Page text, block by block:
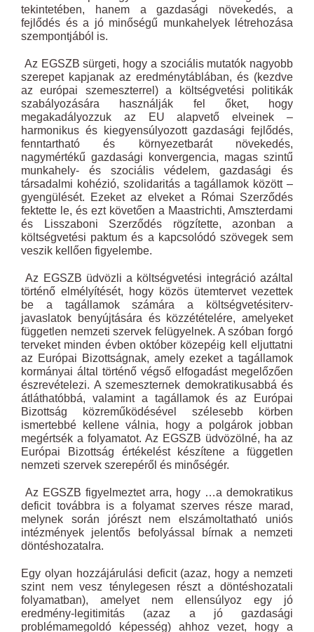
tekintetében, hanem a gazdasági növekedés, a
fejlődés és a jó minőségű munkahelyek létrehozása
szempontjából is.
Az EGSZB sürgeti, hogy a szociális mutatók nagyobb
szerepet kapjanak az eredménytáblában, és (kezdve
az európai szemeszterrel) a költségvetési politikák
szabályozására használják fel őket, hogy
megakadályozzuk az EU alapvető elveinek –
harmonikus és kiegyensúlyozott gazdasági fejlődés,
fenntartható és környezetbarát növekedés,
nagymértékű gazdasági konvergencia, magas szintű
munkahely- és szociális védelem, gazdasági és
társadalmi kohézió, szolidaritás a tagállamok között –
gyengülését. Ezeket az elveket a Római Szerződés
fektette le, és ezt követően a Maastrichti, Amszterdami
és Lisszaboni Szerződés rögzítette, azonban a
költségvetési paktum és a kapcsolódó szövegek sem
veszik kellően figyelembe.
Az EGSZB üdvözli a költségvetési integráció azáltal
történő elmélyítését, hogy közös ütemtervet vezettek
be a tagállamok számára a költségvetésiterv-
javaslatok benyújtására és közzétételére, amelyeket
független nemzeti szervek felügyelnek. A szóban forgó
terveket minden évben október közepéig kell eljuttatni
az Európai Bizottságnak, amely ezeket a tagállamok
kormányai által történő végső elfogadást megelőzően
észrevételezi. A szemeszternek demokratikusabbá és
átláthatóbbá, valamint a tagállamok és az Európai
Bizottság közreműködésével szélesebb körben
ismertebbé kellene válnia, hogy a polgárok jobban
megértsék a folyamatot. Az EGSZB üdvözölné, ha az
Európai Bizottság értékelést készítene a független
nemzeti szervek szerepéről és minőségér.
Az EGSZB figyelmeztet arra, hogy …a demokratikus
deficit továbbra is a folyamat szerves része marad,
melynek során jórészt nem elszámoltatható uniós
intézmények jelentős befolyással bírnak a nemzeti
döntéshozatalra.
Egy olyan hozzájárulási deficit (azaz, hogy a nemzeti
szint nem vesz ténylegesen részt a döntéshozatali
folyamatban), amelyet nem ellensúlyoz egy jó
eredmény-legitimitás (azaz a jó gazdasági
problémamegoldó képesség) ahhoz vezet, hogy a